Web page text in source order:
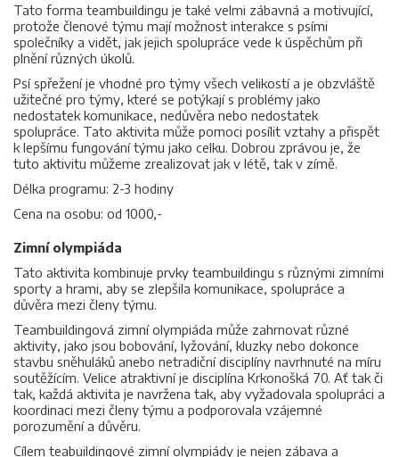
Tato forma teambuildingu je také velmi zábavná a motivující,
protože členové týmu mají možnost interakce s psími
společníky a vidět, jak jejich spolupráce vede k úspěchům při
plnění různých úkolů.
Psí spřežení je vhodné pro týmy všech velikostí a je obzvláště
užitečné pro týmy, které se potýkají s problémy jako
nedostatek komunikace, nedůvěra nebo nedostatek
spolupráce. Tato aktivita může pomoci posílit vztahy a přispět
k lepšímu fungování týmu jako celku. Dobrou zprávou je, že
tuto aktivitu můžeme zrealizovat jak v létě, tak v zímě.
Délka programu: 2-3 hodiny
Cena na osobu: od 1000,-
Zimní olympiáda
Tato aktivita kombinuje prvky teambuildingu s různými zimními
sporty a hrami, aby se zlepšila komunikace, spolupráce a
důvěra mezi členy týmu.
Teambuildingová zimní olympiáda může zahrnovat různé
aktivity, jako jsou bobování, lyžování, kluzky nebo dokonce
stavbu sněhuláků anebo netradiční disciplíny navrhnuté na míru
soutěžícím. Velice atraktivní je disciplína Krkonošká 70. Ať tak či
tak, každá aktivita je navržena tak, aby vyžadovala spolupráci a
koordinaci mezi členy týmu a podporovala vzájemné
porozumění a důvěru.
Cílem teabuildingové zimní olympiády je nejen zábava a